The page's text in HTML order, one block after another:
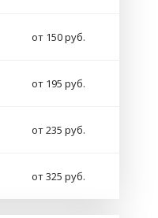
от 150 руб.
от 195 руб.
от 235 руб.
от 325 руб.